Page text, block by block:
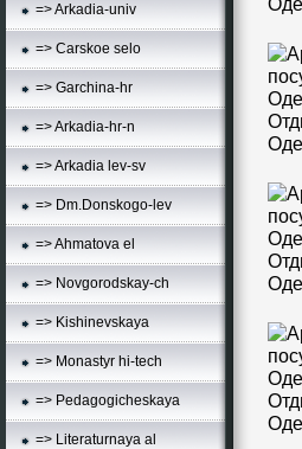
=> Arkadia-univ
=> Carskoe selo
=> Garchina-hr
=> Arkadia-hr-n
=> Arkadia lev-sv
=> Dm.Donskogo-lev
=> Ahmatova el
=> Novgorodskay-ch
=> Kishinevskaya
=> Monastyr hi-tech
=> Pedagogicheskaya
=> Literaturnaya al